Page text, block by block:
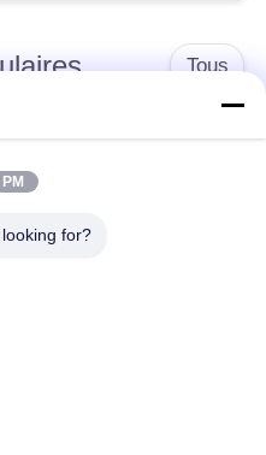
Tous
Barrière militaire
sable
for?